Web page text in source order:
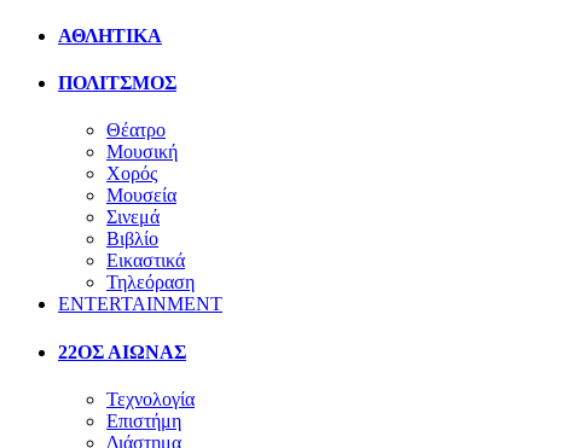
ΑΘΛΗΤΙΚΑ
ΠΟΛΙΤΣΜΟΣ
Θέατρο
Μουσική
Χορός
Μουσεία
Σινεμά
Βιβλίο
Εικαστικά
Τηλεόραση
ENTERTAINMENT
22ΟΣ ΑΙΩΝΑΣ
Τεχνολογία
Επιστήμη
Διάστημα